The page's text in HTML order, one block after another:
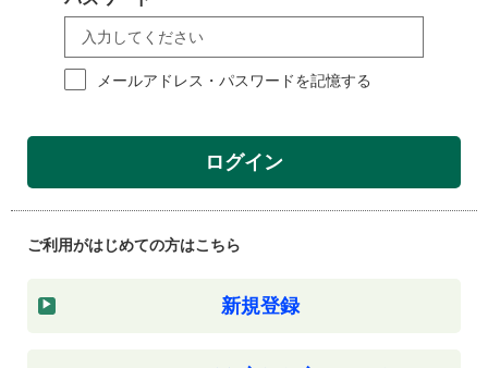
メールアドレス・パスワードを記憶する
ログイン
ご利用がはじめての方はこちら
新規登録